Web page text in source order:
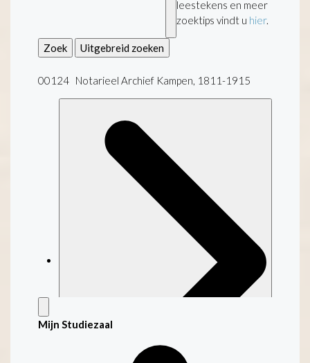
leestekens en meer
zoektips vindt u hier.
Zoek Uitgebreid zoeken
00124 Notarieel Archief Kampen, 1811-1915
Mijn Studiezaal